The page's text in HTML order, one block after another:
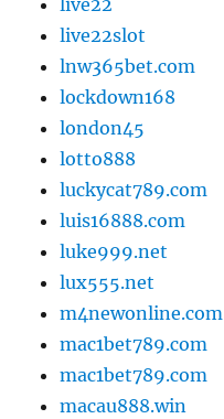
live22
live22slot
lnw365bet.com
lockdown168
london45
lotto888
luckycat789.com
luis16888.com
luke999.net
lux555.net
m4newonline.com
mac1bet789.com
mac1bet789.com
macau888.win